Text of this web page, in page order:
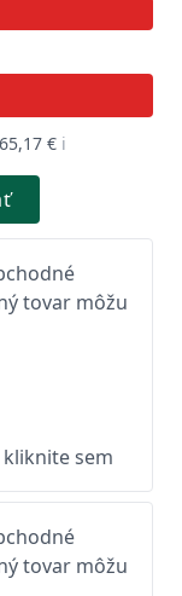
€ ℹ️
tovar môžu
kliknite sem
tovar môžu